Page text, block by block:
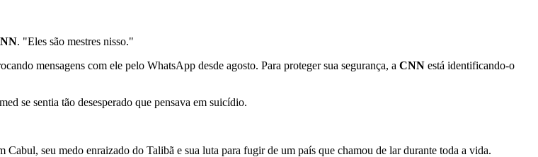
. "Eles são mestres nisso."
mensagens com ele pelo WhatsApp desde agosto. Para proteger sua segurança, a CNN está identificando-o
se sentia tão desesperado que pensava em suicídio.
seu medo enraizado do Talibã e sua luta para fugir de um país que chamou de lar durante toda a vida.